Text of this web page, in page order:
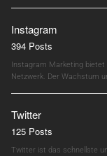
Instagram
394 Posts
Instagram Marketing bietet
Netzwerk. Der Wachstum
Twitter
125 Posts
Twitter ist das schnellste